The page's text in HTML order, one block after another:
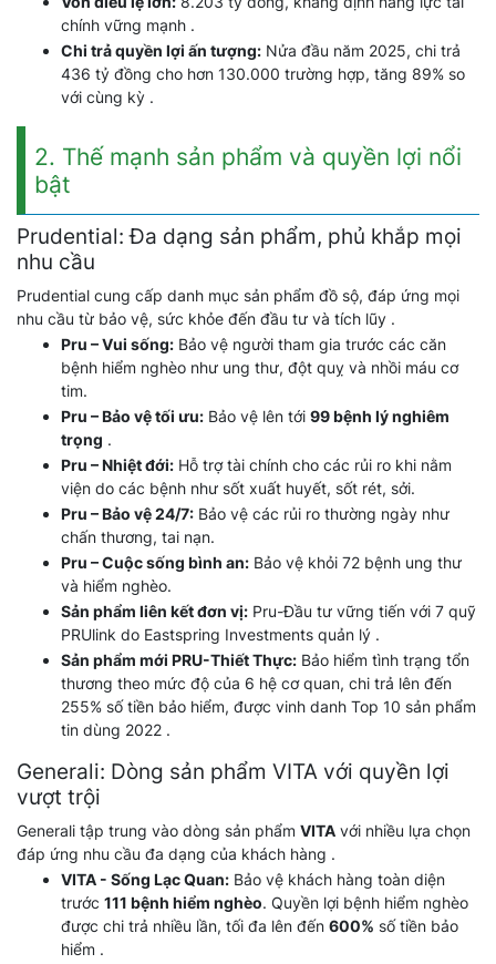
chính vững mạnh .
Chi trả quyền lợi ấn tượng: Nửa đầu năm 2025, chi trả
436 tỷ đồng cho hơn 130.000 trường hợp, tăng 89% so
với cùng kỳ .
2. Thế mạnh sản phẩm và quyền lợi nổi
bật
Prudential: Đa dạng sản phẩm, phủ khắp mọi
nhu cầu
Prudential cung cấp danh mục sản phẩm đồ sộ, đáp ứng mọi
nhu cầu từ bảo vệ, sức khỏe đến đầu tư và tích lũy .
Pru – Vui sống: Bảo vệ người tham gia trước các căn
bệnh hiểm nghèo như ung thư, đột quỵ và nhồi máu cơ
tim.
Pru – Bảo vệ tối ưu: Bảo vệ lên tới 99 bệnh lý nghiêm
trọng .
Pru – Nhiệt đới: Hỗ trợ tài chính cho các rủi ro khi nằm
viện do các bệnh như sốt xuất huyết, sốt rét, sởi.
Pru – Bảo vệ 24/7: Bảo vệ các rủi ro thường ngày như
chấn thương, tai nạn.
Pru – Cuộc sống bình an: Bảo vệ khỏi 72 bệnh ung thư
và hiểm nghèo.
Sản phẩm liên kết đơn vị: Pru-Đầu tư vững tiến với 7 quỹ
PRUlink do Eastspring Investments quản lý .
Sản phẩm mới PRU-Thiết Thực: Bảo hiểm tình trạng tổn
thương theo mức độ của 6 hệ cơ quan, chi trả lên đến
255% số tiền bảo hiểm, được vinh danh Top 10 sản phẩm
tin dùng 2022 .
Generali: Dòng sản phẩm VITA với quyền lợi
vượt trội
Generali tập trung vào dòng sản phẩm VITA với nhiều lựa chọn
đáp ứng nhu cầu đa dạng của khách hàng .
VITA - Sống Lạc Quan: Bảo vệ khách hàng toàn diện
trước 111 bệnh hiểm nghèo. Quyền lợi bệnh hiểm nghèo
được chi trả nhiều lần, tối đa lên đến 600% số tiền bảo
hiểm .